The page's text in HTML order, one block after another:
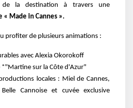
de la destination à travers une
« Made in Cannes ».
profiter de plusieurs animations :
avec Alexia Okorokoff
*"Martine sur la Côte d'Azur"
locales : Miel de Cannes,
Cannoise et cuvée exclusive